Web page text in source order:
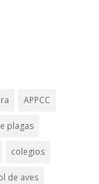
APPCC
plagas
colegios
de aves